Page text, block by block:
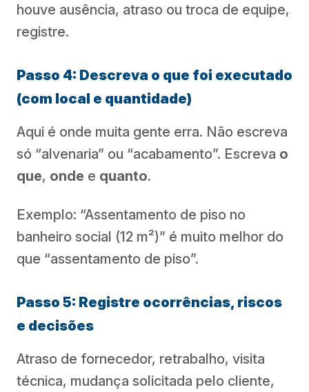
houve ausência, atraso ou troca de equipe,
registre.
Passo 4: Descreva o que foi executado
(com local e quantidade)
Aqui é onde muita gente erra. Não escreva
só “alvenaria” ou “acabamento”. Escreva o
que, onde e quanto.
Exemplo: “Assentamento de piso no
banheiro social (12 m²)” é muito melhor do
que “assentamento de piso”.
Passo 5: Registre ocorrências, riscos
e decisões
Atraso de fornecedor, retrabalho, visita
técnica, mudança solicitada pelo cliente,